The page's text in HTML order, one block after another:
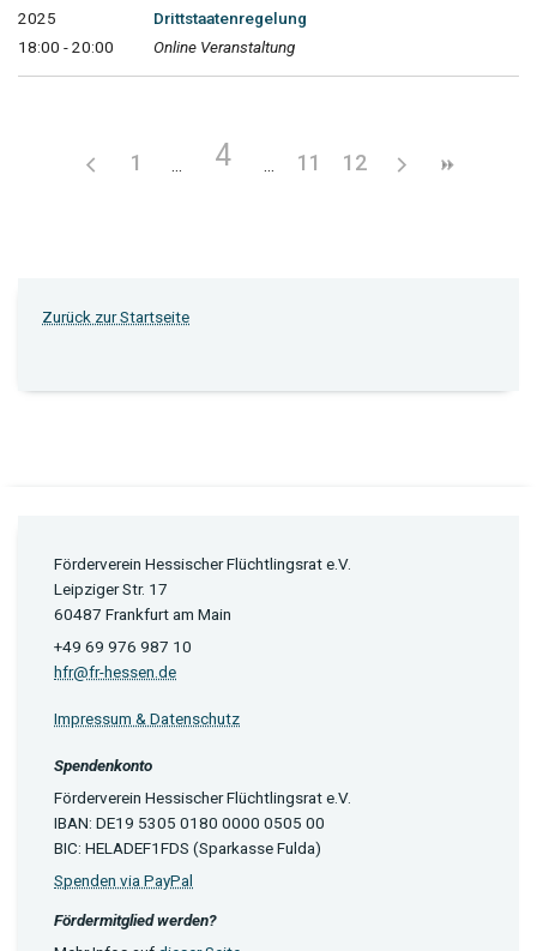
2025
18:00 - 20:00
Drittstaatenregelung
Online Veranstaltung
1 4 11 12
Zurück zur Startseite
Förderverein Hessischer Flüchtlingsrat e.V.
Leipziger Str. 17
60487 Frankfurt am Main
+49 69 976 987 10
hfr@fr-hessen.de
Impressum & Datenschutz
Spendenkonto
Förderverein Hessischer Flüchtlingsrat e.V.
IBAN: DE19 5305 0180 0000 0505 00
BIC: HELADEF1FDS (Sparkasse Fulda)
Spenden via PayPal
Fördermitglied werden?